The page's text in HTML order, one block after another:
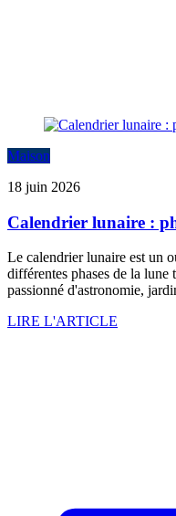
Maison
18 juin 2026
Calendrier lunaire :
Le calendrier lunaire est un
différentes phases de la
passionné d'astronomie,
LIRE L'ARTICLE